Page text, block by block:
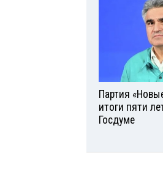
Партия
итоги пяти
Госдуме